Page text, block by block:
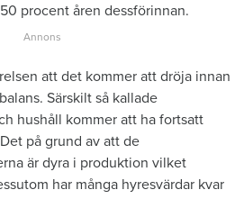
procent åren dessförinnan.
att det kommer att dröja innan
Särskilt så kallade
hushåll kommer att ha fortsatt
på grund av att de
är dyra i produktion vilket
har många hyresvärdar kvar